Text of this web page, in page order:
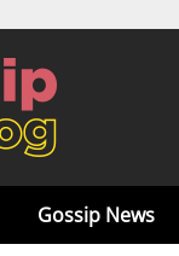
Gossip News